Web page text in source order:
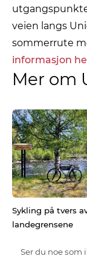
veien langs
sommerrute
informasjon
Mer om
Sykling på tvers
landegrensene
Ser du noe som